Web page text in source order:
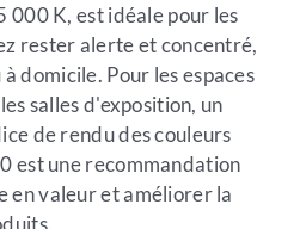
000 K, est idéale pour les
rester alerte et concentré,
domicile. Pour les espaces
salles d'exposition, un
de rendu des couleurs
est une recommandation
en valeur et améliorer la